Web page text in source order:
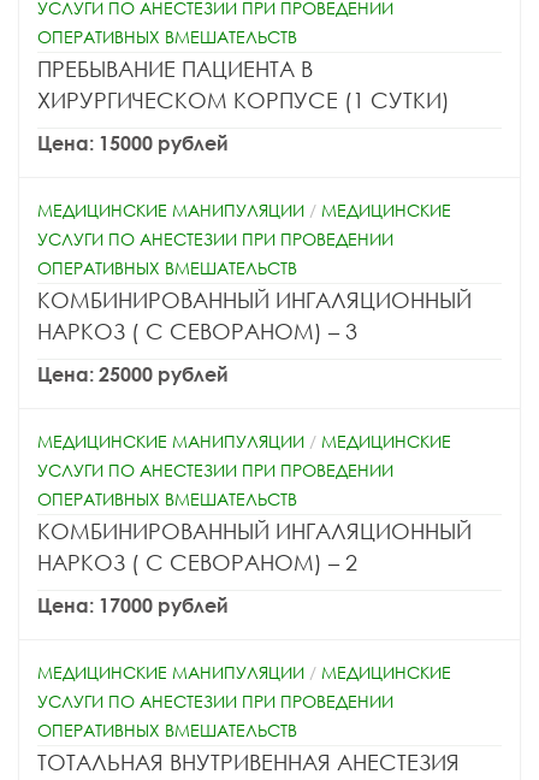
УСЛУГИ ПО АНЕСТЕЗИИ ПРИ ПРОВЕДЕНИИ
ОПЕРАТИВНЫХ ВМЕШАТЕЛЬСТВ
ПРЕБЫВАНИЕ ПАЦИЕНТА В
ХИРУРГИЧЕСКОМ КОРПУСЕ (1 СУТКИ)
Цена: 15000 рублей
МЕДИЦИНСКИЕ МАНИПУЛЯЦИИ / МЕДИЦИНСКИЕ
УСЛУГИ ПО АНЕСТЕЗИИ ПРИ ПРОВЕДЕНИИ
ОПЕРАТИВНЫХ ВМЕШАТЕЛЬСТВ
КОМБИНИРОВАННЫЙ ИНГАЛЯЦИОННЫЙ
НАРКОЗ ( С СЕВОРАНОМ) – 3
Цена: 25000 рублей
МЕДИЦИНСКИЕ МАНИПУЛЯЦИИ / МЕДИЦИНСКИЕ
УСЛУГИ ПО АНЕСТЕЗИИ ПРИ ПРОВЕДЕНИИ
ОПЕРАТИВНЫХ ВМЕШАТЕЛЬСТВ
КОМБИНИРОВАННЫЙ ИНГАЛЯЦИОННЫЙ
НАРКОЗ ( С СЕВОРАНОМ) – 2
Цена: 17000 рублей
МЕДИЦИНСКИЕ МАНИПУЛЯЦИИ / МЕДИЦИНСКИЕ
УСЛУГИ ПО АНЕСТЕЗИИ ПРИ ПРОВЕДЕНИИ
ОПЕРАТИВНЫХ ВМЕШАТЕЛЬСТВ
ТОТАЛЬНАЯ ВНУТРИВЕННАЯ АНЕСТЕЗИЯ